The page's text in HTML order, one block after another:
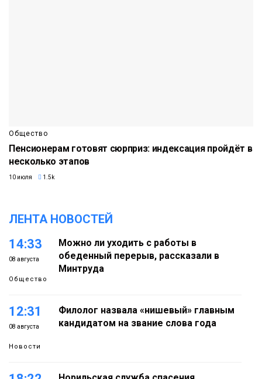
Общество
Пенсионерам готовят сюрприз: индексация пройдёт в
несколько этапов
10 июля 1.5k
ЛЕНТА НОВОСТЕЙ
14:33
08 августа
Общество
Можно ли уходить с работы в
обеденный перерыв, рассказали в
Минтруда
12:31
08 августа
Новости
Филолог назвала «нишевый» главным
кандидатом на звание слова года